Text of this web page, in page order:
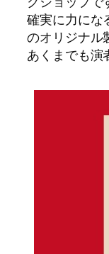
確実に力にな
のオリジナル
あくまでも演